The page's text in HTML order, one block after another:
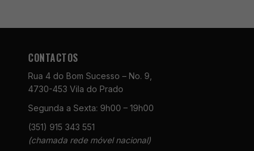
CONTACTOS
Rua 4 do Bom Sucesso – No. 9,
4730-453 Vila do Prado
Segunda a Sexta: 9h00 – 19h00
(351) 915 343 551
(chamada rede móvel nacional)